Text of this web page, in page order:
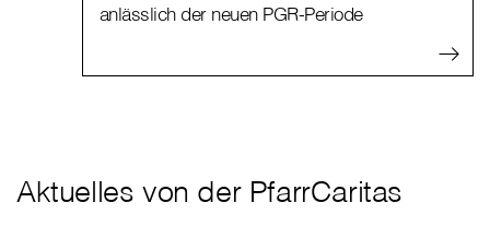
anlässlich der neuen PGR-Periode
Aktuelles von der PfarrCaritas